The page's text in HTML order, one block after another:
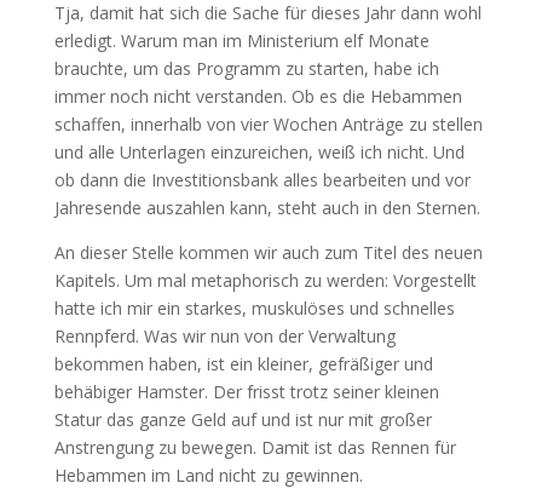
Tja, damit hat sich die Sache für dieses Jahr dann wohl
erledigt. Warum man im Ministerium elf Monate
brauchte, um das Programm zu starten, habe ich
immer noch nicht verstanden. Ob es die Hebammen
schaffen, innerhalb von vier Wochen Anträge zu stellen
und alle Unterlagen einzureichen, weiß ich nicht. Und
ob dann die Investitionsbank alles bearbeiten und vor
Jahresende auszahlen kann, steht auch in den Sternen.
An dieser Stelle kommen wir auch zum Titel des neuen
Kapitels. Um mal metaphorisch zu werden: Vorgestellt
hatte ich mir ein starkes, muskulöses und schnelles
Rennpferd. Was wir nun von der Verwaltung
bekommen haben, ist ein kleiner, gefräßiger und
behäbiger Hamster. Der frisst trotz seiner kleinen
Statur das ganze Geld auf und ist nur mit großer
Anstrengung zu bewegen. Damit ist das Rennen für
Hebammen im Land nicht zu gewinnen.